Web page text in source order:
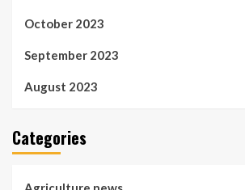
October 2023
September 2023
August 2023
Categories